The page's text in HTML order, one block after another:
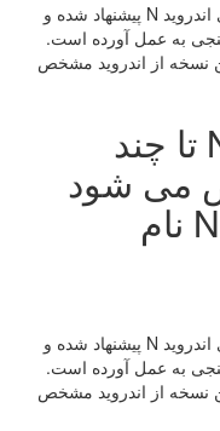
همانطور که می‌دانید نام‌های مختلفی برای اندروید N پیشنهاد شده و
به عمل آورده است.
نسخه از اندروید مشخص
نام رسمی اندروید N تا چند
می شود
(بروزرسانی: Nougat نام
همانطور که می‌دانید نام‌های مختلفی برای اندروید N پیشنهاد شده و
به عمل آورده است.
نسخه از اندروید مشخص